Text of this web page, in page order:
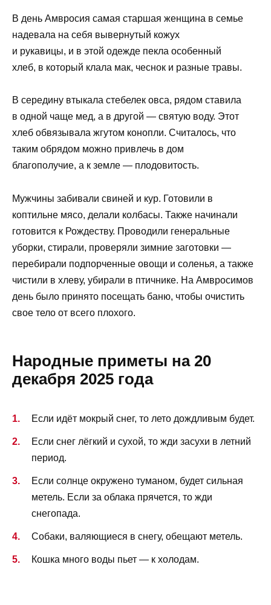
В день Амвросия самая старшая женщина в семье
надевала на себя вывернутый кожух
и рукавицы, и в этой одежде пекла особенный
хлеб, в который клала мак, чеснок и разные травы.
В середину втыкала стебелек овса, рядом ставила
в одной чаще мед, а в другой — святую воду. Этот
хлеб обвязывала жгутом конопли. Считалось, что
таким обрядом можно привлечь в дом
благополучие, а к земле — плодовитость.
Мужчины забивали свиней и кур. Готовили в
коптильне мясо, делали колбасы. Также начинали
готовится к Рождеству. Проводили генеральные
уборки, стирали, проверяли зимние заготовки —
перебирали подпорченные овощи и соленья, а также
чистили в хлеву, убирали в птичнике. На Амвросимов
день было принято посещать баню, чтобы очистить
свое тело от всего плохого.
Народные приметы на 20
декабря 2025 года
Если идёт мокрый снег, то лето дождливым будет.
Если снег лёгкий и сухой, то жди засухи в летний
период.
Если солнце окружено туманом, будет сильная
метель. Если за облака прячется, то жди
снегопада.
Собаки, валяющиеся в снегу, обещают метель.
Кошка много воды пьет — к холодам.